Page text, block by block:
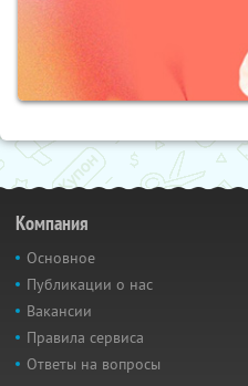
Компания
Основное
Публикации о нас
Вакансии
Правила сервиса
Ответы на вопросы